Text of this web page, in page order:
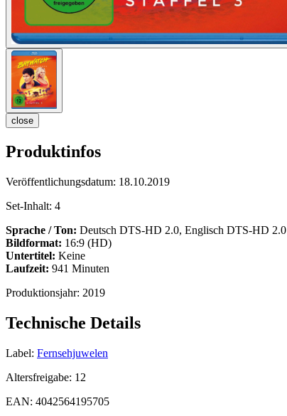
close
Produktinfos
Veröffentlichungsdatum: 18.10.2019
Set-Inhalt: 4
Sprache / Ton: Deutsch DTS-HD 2.0, Englisch DTS-HD 2.0
Bildformat: 16:9 (HD)
Untertitel: Keine
Laufzeit: 941 Minuten
Produktionsjahr: 2019
Technische Details
Label: Fernsehjuwelen
Altersfreigabe: 12
EAN: 4042564195705